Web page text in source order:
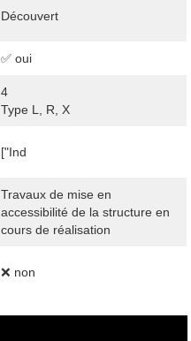
Découvert
✅ oui
4
Type L, R, X
["Ind
Travaux de mise en
accessibilité de la structure en
cours de réalisation
❌ non